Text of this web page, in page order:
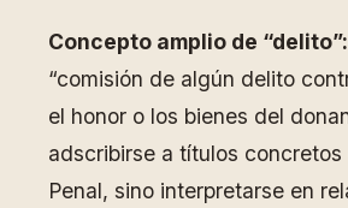
Concepto amplio de “delito”:
“comisión de algún delito
el honor o los bienes del
adscribirse a títulos
Penal, sino interpretarse en